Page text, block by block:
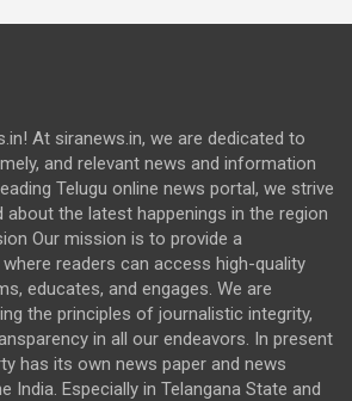
At siranews.in, we are dedicated to
and relevant news and information
Telugu online news portal, we strive
the latest happenings in the region
Our mission is to provide a
readers can access high-quality
educates, and engages. We are
the principles of journalistic integrity,
in all our endeavors. In present
has its own news paper and news
India. Especially in Telangana State and